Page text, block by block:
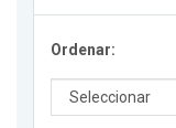
Ordenar: